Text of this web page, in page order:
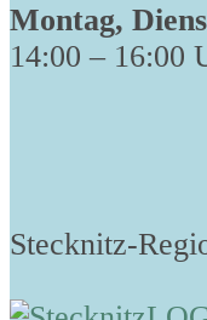
Montag,
14:00 – 16:00
Stecknitz-